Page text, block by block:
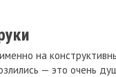
на
— это очень